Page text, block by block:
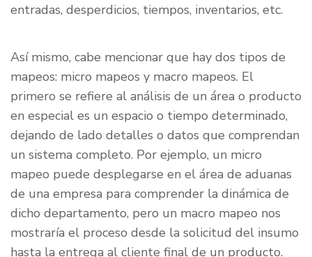
entradas, desperdicios, tiempos, inventarios, etc.
Así mismo, cabe mencionar que hay dos tipos de
mapeos: micro mapeos y macro mapeos. El
primero se refiere al análisis de un área o producto
en especial es un espacio o tiempo determinado,
dejando de lado detalles o datos que comprendan
un sistema completo. Por ejemplo, un micro
mapeo puede desplegarse en el área de aduanas
de una empresa para comprender la dinámica de
dicho departamento, pero un macro mapeo nos
mostraría el proceso desde la solicitud del insumo
hasta la entrega al cliente final de un producto.